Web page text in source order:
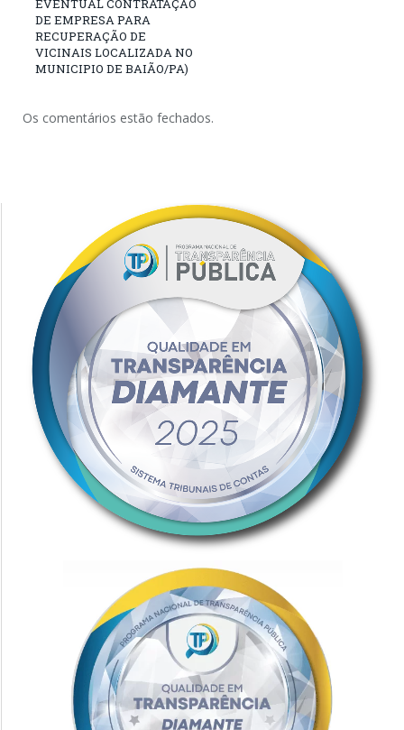
EVENTUAL CONTRATAÇÃO
DE EMPRESA PARA
RECUPERAÇÃO DE
VICINAIS LOCALIZADA NO
MUNICIPIO DE BAIÃO/PA)
Os comentários estão fechados.